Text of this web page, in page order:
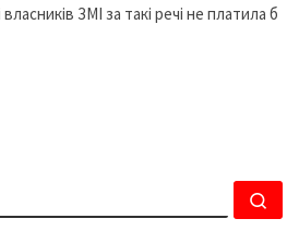
власників ЗМІ за такі речі не платила б